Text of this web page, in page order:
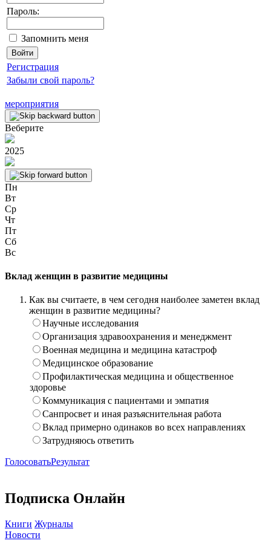
Пароль:
Запомнить меня
Регистрация
Забыли свой пароль?
мероприятия
Веберите
2025
Пн
Вт
Ср
Чт
Пт
Сб
Вс
Вклад женщин в развитие медицины
Как вы считаете, в чем сегодня наиболее заметен вклад
женщин в развитие медицины?
Научные исследования
Организация здравоохранения и менеджмент
Военная медицина и медицина катастроф
Медицинское образование
Профилактическая медицина и общественное
здоровье
Коммуникация с пациентами и эмпатия
Санпросвет и иная разъяснительная работа
Вклад примерно одинаков во всех направлениях
Затрудняюсь ответить
ГолосоватьРезультат
Подписка Онлайн
Книги Журналы
Новости